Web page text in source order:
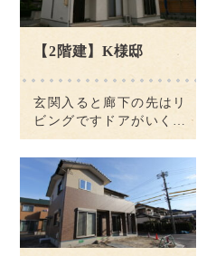
【2階建】K様邸
玄関入ると廊下の先はリ
ビングですドアがいくつ
もありますね カウンター
キッチンから広々と見渡
せます手前の引き戸の奥
には畳間落ち着く空間で
すしっかり収納できます
勝手口が近いキッチン 通
路の広さもありますキッ